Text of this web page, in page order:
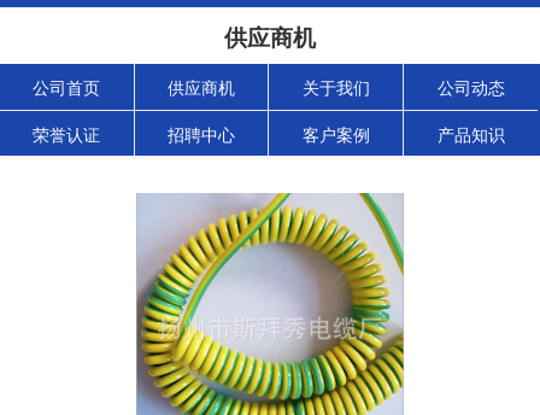
供应商机
公司首页 供应商机 关于我们 公司动态
荣誉认证 招聘中心 客户案例 产品知识